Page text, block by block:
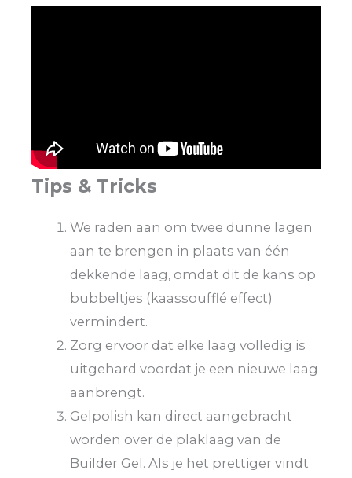
Tips & Tricks
We raden aan om twee dunne lagen
aan te brengen in plaats van één
dekkende laag, omdat dit de kans op
bubbeltjes (kaassoufflé effect)
vermindert.
Zorg ervoor dat elke laag volledig is
uitgehard voordat je een nieuwe laag
aanbrengt.
Gelpolish kan direct aangebracht
worden over de plaklaag van de
Builder Gel. Als je het prettiger vindt